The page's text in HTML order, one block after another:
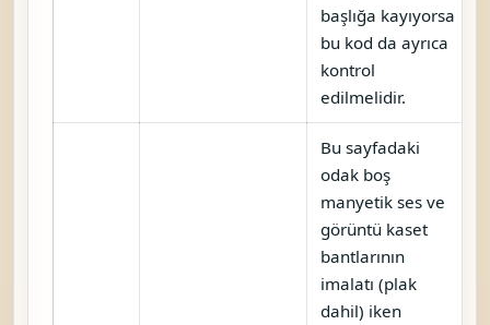
başlığa kayıyorsa
bu kod da ayrıca
kontrol
edilmelidir.
Bu sayfadaki
odak boş
manyetik ses ve
görüntü kaset
bantlarının
imalatı (plak
dahil) iken